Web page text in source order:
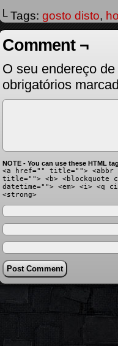
└ Tags: gosto disto,
Comment ¬
O seu endereço
obrigatórios
NOTE - You can use these HTML
<a href="" title=""> <abbr
title=""> <b> <blockquote
datetime=""> <em> <i> <q
<strong>